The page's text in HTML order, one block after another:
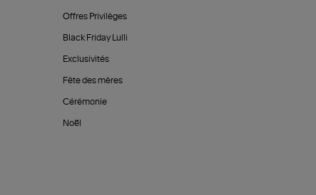
Offres Privilèges
Black Friday Lulli
Exclusivités
Fête des mères
Cérémonie
Noël